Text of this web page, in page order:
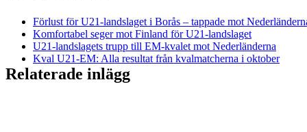
Förlust för U21-landslaget i Borås – tappade mot
Komfortabel seger mot Finland för U21-landslaget
U21-landslagets trupp till EM-kvalet mot Nederländerna
Kval U21-EM: Alla resultat från kvalmatcherna i oktober
Relaterade inlägg